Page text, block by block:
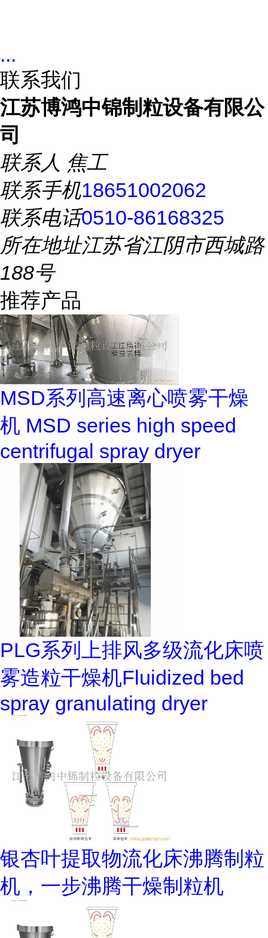
...
联系我们
江苏博鸿中锦制粒设备有限公
司
联系人 焦工
联系手机18651002062
联系电话0510-86168325
所在地址江苏省江阴市西城路
188号
推荐产品
MSD系列高速离心喷雾干燥
机 MSD series high speed
centrifugal spray dryer
PLG系列上排风多级流化床喷
雾造粒干燥机Fluidized bed
spray granulating dryer
银杏叶提取物流化床沸腾制粒
机，一步沸腾干燥制粒机